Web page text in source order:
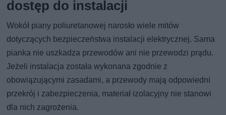
dostęp do instalacji
Wokół piany poliuretanowej narosło wiele mitów
dotyczących bezpieczeństwa instalacji elektrycznej. Sama
pianka nie uszkadza przewodów ani nie przewodzi prądu.
Jeżeli instalacja została wykonana zgodnie z
obowiązującymi zasadami, a przewody mają odpowiedni
przekrój i zabezpieczenia, materiał izolacyjny nie stanowi
dla nich zagrożenia.